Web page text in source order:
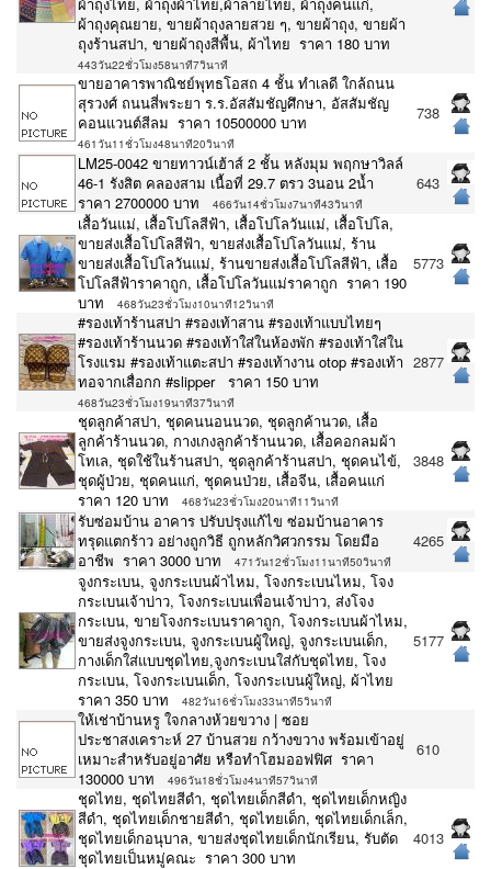
ผ้าถุงคุณยาย, ขายผ้าถุงลายสวย ๆ, ขายผ้าถุง, ขายผ้า
ถุงร้านสปา, ขายผ้าถุงสีพื้น, ผ้าไทย ราคา 180 บาท
443วัน22ชั่วโมง58นาที7วินาที
ขายอาคารพาณิชย์พุทธโอสถ 4 ชั้น ทำเลดี ใกล้ถนน
สุรวงศ์ ถนนสี่พระยา ร.ร.อัสสัมชัญศึกษา, อัสสัมชัญ
คอนแวนต์สีลม ราคา 10500000 บาท
461วัน11ชั่วโมง48นาที20วินาที
738
LM25-0042 ขายทาวน์เฮ้าส์ 2 ชั้น หลังมุม พฤกษาวิลล์
46-1 รังสิต คลองสาม เนื้อที่ 29.7 ตรว 3นอน 2น้ำ
ราคา 2700000 บาท
466วัน14ชั่วโมง7นาที43วินาที
643
เสื้อวันแม่, เสื้อโปโลสีฟ้า, เสื้อโปโลวันแม่, เสื้อโปโล,
ขายส่งเสื้อโปโลสีฟ้า, ขายส่งเสื้อโปโลวันแม่, ร้าน
ขายส่งเสื้อโปโลวันแม่, ร้านขายส่งเสื้อโปโลสีฟ้า, เสื้อ
โปโลสีฟ้าราคาถูก, เสื้อโปโลวันแม่ราคาถูก ราคา 190
บาท
468วัน23ชั่วโมง10นาที12วินาที
5773
#รองเท้าร้านสปา #รองเท้าสาน #รองเท้าแบบไทยๆ
#รองเท้าร้านนวด #รองเท้าใส่ในห้องพัก #รองเท้าใส่ใน
โรงแรม #รองเท้าแตะสปา #รองเท้างาน otop #รองเท้า
ทอจากเสื่อกก #slipper ราคา 150 บาท
468วัน23ชั่วโมง19นาที37วินาที
2877
ชุดลูกค้าสปา, ชุดคนนอนนวด, ชุดลูกค้านวด, เสื้อ
ลูกค้าร้านนวด, กางเกงลูกค้าร้านนวด, เสื้อคอกลมผ้า
โทเล, ชุดใช้ในร้านสปา, ชุดลูกค้าร้านสปา, ชุดคนไข้,
ชุดผู้ป่วย, ชุดคนแก่, ชุดคนป่วย, เสื้อจีน, เสื้อคนแก่
ราคา 120 บาท
468วัน23ชั่วโมง20นาที11วินาที
3848
รับซ่อมบ้าน อาคาร ปรับปรุงแก้ไข ซ่อมบ้านอาคาร
ทรุดแตกร้าว อย่างถูกวิธี ถูกหลักวิศวกรรม โดยมือ
อาชีพ ราคา 3000 บาท
471วัน12ชั่วโมง11นาที50วินาที
4265
จูงกระเบน, จูงกระเบนผ้าไหม, โจงกระเบนไหม, โจง
กระเบนเจ้าบ่าว, โจงกระเบนเพื่อนเจ้าบ่าว, ส่งโจง
กระเบน, ขายโจงกระเบนราคาถูก, โจงกระเบนผ้าไหม,
ขายส่งจูงกระเบน, จูงกระเบนผู้ใหญ่, จูงกระเบนเด็ก,
กางเด็กใส่แบบชุดไทย,จูงกระเบนใส่กับชุดไทย, โจง
กระเบน, โจงกระเบนเด็ก, โจงกระเบนผู้ใหญ่, ผ้าไทย
ราคา 350 บาท
482วัน16ชั่วโมง33นาที5วินาที
5177
ให้เช่าบ้านหรู ใจกลางห้วยขวาง | ซอย
ประชาสงเคราะห์ 27 บ้านสวย กว้างขวาง พร้อมเข้าอยู่
เหมาะสำหรับอยู่อาศัย หรือทำโฮมออฟฟิศ ราคา
130000 บาท
496วัน18ชั่วโมง4นาที57วินาที
610
ชุดไทย, ชุดไทยสีดำ, ชุดไทยเด็กสีดำ, ชุดไทยเด็กหญิง
สีดำ, ชุดไทยเด็กชายสีดำ, ชุดไทยเด็ก, ชุดไทยเด็กเล็ก,
ชุดไทยเด็กอนุบาล, ขายส่งชุดไทยเด็กนักเรียน, รับตัด
ชุดไทยเป็นหมู่คณะ ราคา 300 บาท
4013